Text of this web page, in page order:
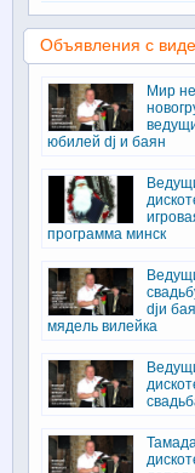
Объявления с
Мир
юбилей dj и баян
программа минск
djи
мядель вилейка